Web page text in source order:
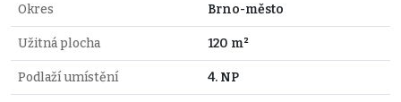
Okres Brno-město
Užitná plocha 120 m²
Podlaží umístění 4. NP